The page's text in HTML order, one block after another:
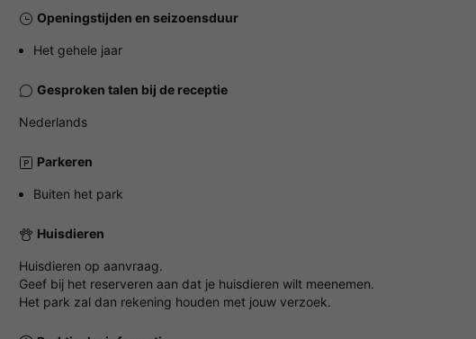
Openingstijden en seizoensduur
Het gehele jaar
Gesproken talen bij de receptie
Nederlands
Parkeren
Buiten het park
Huisdieren
Huisdieren op aanvraag.
Geef bij het reserveren aan dat je huisdieren wilt meenemen.
Het park zal dan rekening houden met jouw verzoek.